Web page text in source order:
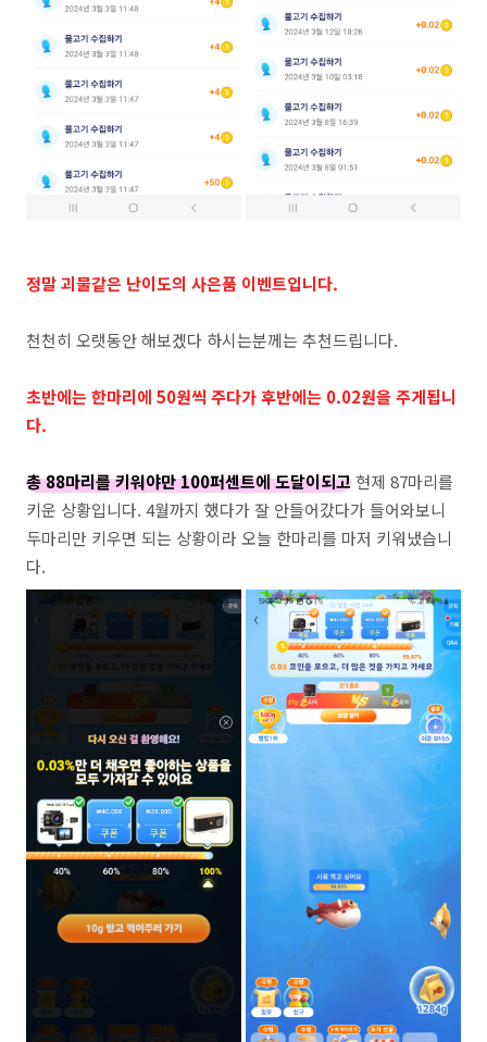
정말 괴물같은 난이도의 사은품 이벤트입니다.
천천히 오랫동안 해보겠다 하시는분께는 추천드립니다.
초반에는 한마리에 50원씩 주다가 후반에는 0.02원을 주게됩니
다.
총 88마리를 키워야만 100퍼센트에 도달이되고현제 87마리를
키운 상황입니다. 4월까지 했다가 잘 안들어갔다가 들어와보니
두마리만 키우면 되는 상황이라 오늘 한마리를 마저 키워냈습니
다.